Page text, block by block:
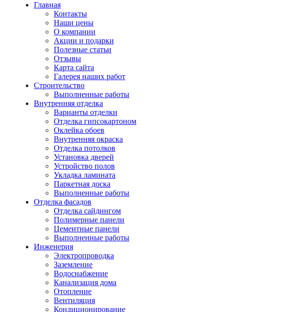
Главная
Контакты
Наши цены
О компании
Акции и подарки
Полезные статьи
Отзывы
Карта сайта
Галерея наших работ
Строительство
Выполненные работы
Внутренняя отделка
Варианты отделки
Отделка гипсокартоном
Оклейка обоев
Внутренняя окраска
Отделка потолков
Установка дверей
Устройство полов
Укладка ламината
Паркетная доска
Выполненные работы
Отделка фасадов
Отделка сайдингом
Полимерные панели
Цементные панели
Выполненные работы
Инженерия
Электропроводка
Заземление
Водоснабжение
Канализация дома
Отопление
Вентиляция
Кондиционирование